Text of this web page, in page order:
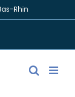
Rhin